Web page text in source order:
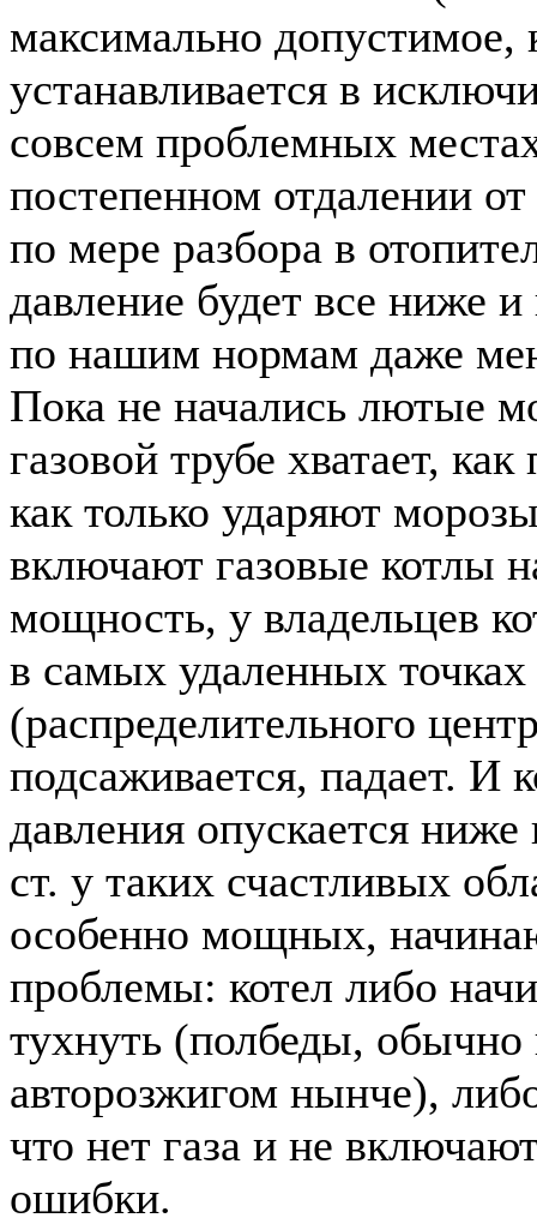
максимально допустимое,
устанавливается в
совсем проблемных
постепенном отдалении
по мере разбора в
давление будет все ниже
по нашим нормам даже
Пока не начались лютые
газовой трубе хватает,
как только ударяют
включают газовые котлы
мощность, у владельцев
в самых удаленных
(распределительного
подсаживается, падает. И
давления опускается
ст. у таких счастливых
особенно мощных,
проблемы: котел либо
тухнуть (полбеды, обычно
авторозжигом нынче),
что нет газа и не
ошибки.